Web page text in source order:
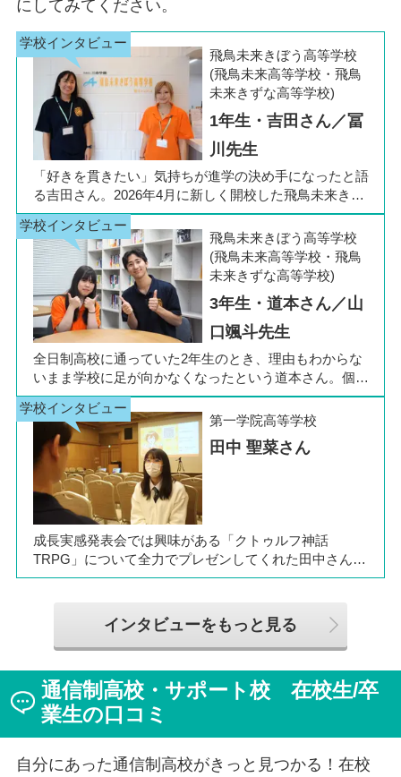
にしてみてください。
飛鳥未来きぼう高等学校
(飛鳥未来高等学校・飛鳥
未来きずな高等学校)
1年生・吉田さん／冨
川先生
「好きを貫きたい」気持ちが進学の決め手になったと語
る吉田さん。2026年4月に新しく開校した飛鳥未来きぼ
う高等学校 柏キャンパスの1年生です。彼女は中学3年
生の公立入試直前に「自分らしく過ごしながら夢に近づ
ける環境を選びたい」と思い、進路変更を決意しまし
た。今回は吉田さん、同キャンパスの冨川先生に、通信
制高校の学校生活の様子や雰囲気、行事について語って
いただきました。お互いの話からは、日々の何気ない会
話や行事を通じて育まれた、先生と生徒の温かな信頼関
係もうかがえました。
飛鳥未来きぼう高等学校
(飛鳥未来高等学校・飛鳥
未来きずな高等学校)
3年生・道本さん／山
口颯斗先生
全日制高校に通っていた2年生のとき、理由もわからな
いまま学校に足が向かなくなったという道本さん。個別
相談会で感じた先生の「温かさ」を決め手に、飛鳥未来
きぼう高等学校の町田キャンパスへの転入を選びまし
た。現在は同校に3年生として在籍しながら、オープン
キャンパスでは未来の後輩たちのサポート役「キャス
ト」として活躍しています。同校の山口颯斗先生ととも
に、通信制ならではの人との関わりや、自分らしく過ご
せる学校生活について語ってくれました。
第一学院高等学校
田中 聖菜さん
成長実感発表会では興味がある「クトゥルフ神話
TRPG」について全力でプレゼンしてくれた田中さん
は、全日制高校での生活の中で体調を崩し、12月に第一
トやスクーリングをこなしながら、自分らしく過ごせる
ようになった2か月を振り返ってお話いただきました。
「通信制高校は家で一人で勉強するもの」というイメー
ジを持っていた田中さんですが、キャンパスでフェロー
（先生）や仲間に囲まれる中で、その不安は希望へと変
わったと言います。
インタビューをもっと見る
通信制高校・サポート校 在校生/卒
業生の口コミ
自分にあった通信制高校がきっと見つかる！在校